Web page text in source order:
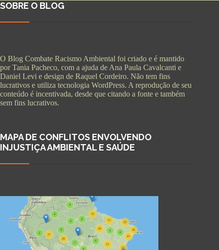
SOBRE O BLOG
O Blog Combate Racismo Ambiental foi criado e é mantido
por Tania Pacheco, com a ajuda de Ana Paula Cavalcanti e
Daniel Levi e design de Raquel Cordeiro. Não tem fins
lucrativos e utiliza tecnologia WordPress. A reprodução de seu
conteúdo é incentivada, desde que citando a fonte e também
sem fins lucrativos.
MAPA DE CONFLITOS ENVOLVENDO
INJUSTIÇA AMBIENTAL E SAÚDE